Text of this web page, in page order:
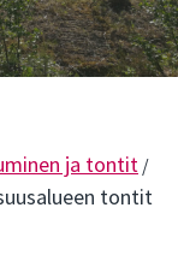
ja tontit/
tontit